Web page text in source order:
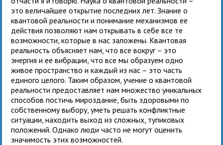
это величайшее открытие последних лет. Знание о
квантовой реальности и понимание механизмов ее
действия позволяют нам открывать в себе все те
возможности, которые в нас заложены. Квантовая
реальность объясняет нам, что все вокруг – это
энергия и ее вибрации, что все мы образуем одно
живое пространство и каждый из нас – это часть
единого целого. Таким образом, учение о квантовой
реальности предоставляет нам множество уникальных
способов постичь мироздание, быть здоровыми по
собственному выбору, уметь решать конфликтные
ситуации, находить выход из сложных, тупиковых
положений. Однако люди часто не могут оценить
значимость этих возможностей.